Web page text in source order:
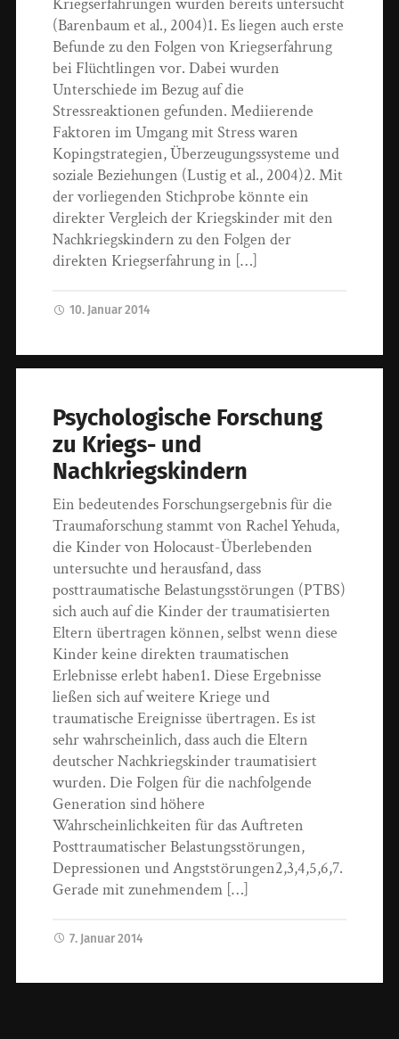
Kriegserfahrungen wurden bereits untersucht
(Barenbaum et al., 2004)1. Es liegen auch erste
Befunde zu den Folgen von Kriegserfahrung
bei Flüchtlingen vor. Dabei wurden
Unterschiede im Bezug auf die
Stressreaktionen gefunden. Mediierende
Faktoren im Umgang mit Stress waren
Kopingstrategien, Überzeugungssysteme und
soziale Beziehungen (Lustig et al., 2004)2. Mit
der vorliegenden Stichprobe könnte ein
direkter Vergleich der Kriegskinder mit den
Nachkriegskindern zu den Folgen der
direkten Kriegserfahrung in […]
10. Januar 2014
Psychologische Forschung
zu Kriegs- und
Nachkriegskindern
Ein bedeutendes Forschungsergebnis für die
Traumaforschung stammt von Rachel Yehuda,
die Kinder von Holocaust-Überlebenden
untersuchte und herausfand, dass
posttraumatische Belastungsstörungen (PTBS)
sich auch auf die Kinder der traumatisierten
Eltern übertragen können, selbst wenn diese
Kinder keine direkten traumatischen
Erlebnisse erlebt haben1. Diese Ergebnisse
ließen sich auf weitere Kriege und
traumatische Ereignisse übertragen. Es ist
sehr wahrscheinlich, dass auch die Eltern
deutscher Nachkriegskinder traumatisiert
wurden. Die Folgen für die nachfolgende
Generation sind höhere
Wahrscheinlichkeiten für das Auftreten
Posttraumatischer Belastungsstörungen,
Depressionen und Angststörungen2,3,4,5,6,7.
Gerade mit zunehmendem […]
7. Januar 2014